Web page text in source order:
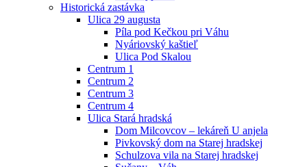
Historická zastávka
Ulica 29 augusta
Píla pod Kečkou pri Váhu
Nyáriovský kaštieľ
Ulica Pod Skalou
Centrum 1
Centrum 2
Centrum 3
Centrum 4
Ulica Stará hradská
Dom Milcovcov – lekáreň U anjela
Pivkovský dom na Starej hradskej
Schulzova vila na Starej hradskej